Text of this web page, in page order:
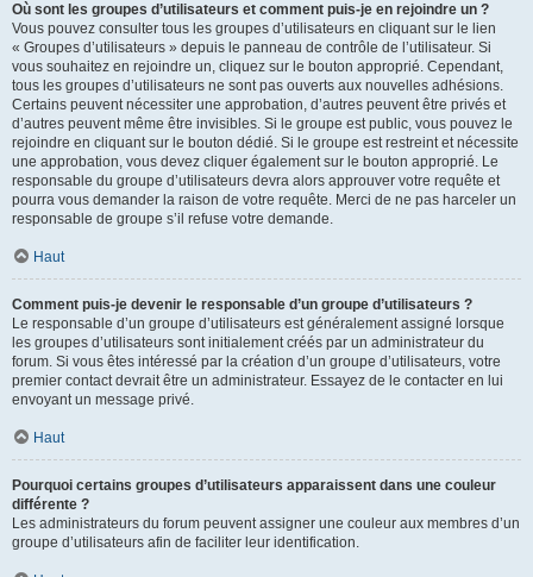
Où sont les groupes d’utilisateurs et comment puis-je en rejoindre un ?
Vous pouvez consulter tous les groupes d’utilisateurs en cliquant sur le lien
« Groupes d’utilisateurs » depuis le panneau de contrôle de l’utilisateur. Si
vous souhaitez en rejoindre un, cliquez sur le bouton approprié. Cependant,
tous les groupes d’utilisateurs ne sont pas ouverts aux nouvelles adhésions.
Certains peuvent nécessiter une approbation, d’autres peuvent être privés et
d’autres peuvent même être invisibles. Si le groupe est public, vous pouvez le
rejoindre en cliquant sur le bouton dédié. Si le groupe est restreint et nécessite
une approbation, vous devez cliquer également sur le bouton approprié. Le
responsable du groupe d’utilisateurs devra alors approuver votre requête et
pourra vous demander la raison de votre requête. Merci de ne pas harceler un
responsable de groupe s’il refuse votre demande.
Haut
Comment puis-je devenir le responsable d’un groupe d’utilisateurs ?
Le responsable d’un groupe d’utilisateurs est généralement assigné lorsque
les groupes d’utilisateurs sont initialement créés par un administrateur du
forum. Si vous êtes intéressé par la création d’un groupe d’utilisateurs, votre
premier contact devrait être un administrateur. Essayez de le contacter en lui
envoyant un message privé.
Haut
Pourquoi certains groupes d’utilisateurs apparaissent dans une couleur
différente ?
Les administrateurs du forum peuvent assigner une couleur aux membres d’un
groupe d’utilisateurs afin de faciliter leur identification.